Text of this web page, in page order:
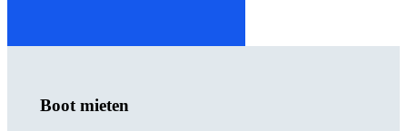
Boot mieten